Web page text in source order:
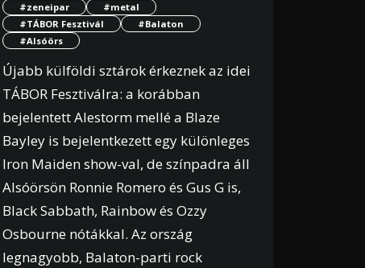
#zeneipar
#metal
#TÁBOR Fesztivál
#Balaton
#Alsóörs
Újabb külföldi sztárok érkeznek az idei
TÁBOR Fesztiválra: a korábban
bejelentett Alestorm mellé a Blaze
Bayley is bejelentkezett egy különleges
Iron Maiden show-val, de színpadra áll
Alsóörsön Ronnie Romero és Gus G is,
Black Sabbath, Rainbow és Ozzy
Osbourne nótákkal. Az ország
legnagyobb, Balaton-parti rock